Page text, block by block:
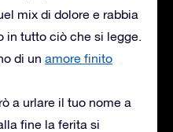
mix di dolore e rabbia
in tutto ciò che si legge.
di un amore finito
a urlare il tuo nome a
fine la ferita si